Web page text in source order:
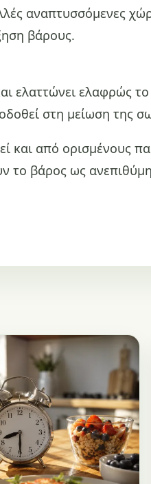
αναπτυσσόμενες
βάρους.
ελαφρώς
στη μείωση της
και από ορισμένους
βάρος ως